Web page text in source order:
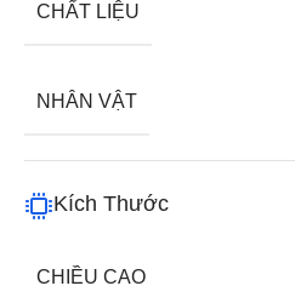
CHẤT LIỆU
NHÂN VẬT
Kích Thước
CHIỀU CAO